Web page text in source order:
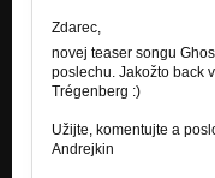
Zdarec,
novej teaser songu
poslechu. Jakožto back
Trégenberg :)
Užijte, komentujte a
Andrejkin